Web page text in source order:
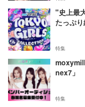
"史上最
たっぷ
特集
nex7」
特集